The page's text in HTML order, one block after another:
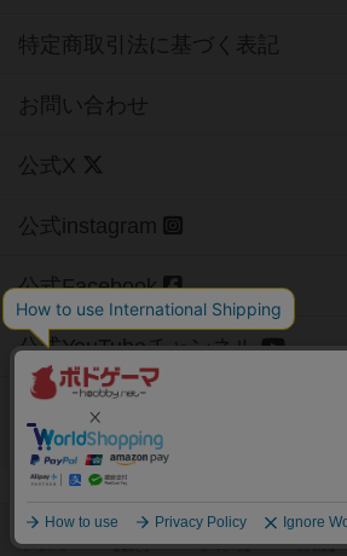
特定商取引法に基づく表記
お問い合わせ
公式X
公式instagram
公式Facebook
公式YouTubeチャンネル